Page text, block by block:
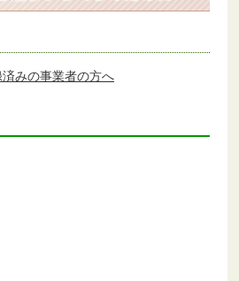
済みの事業者の方へ